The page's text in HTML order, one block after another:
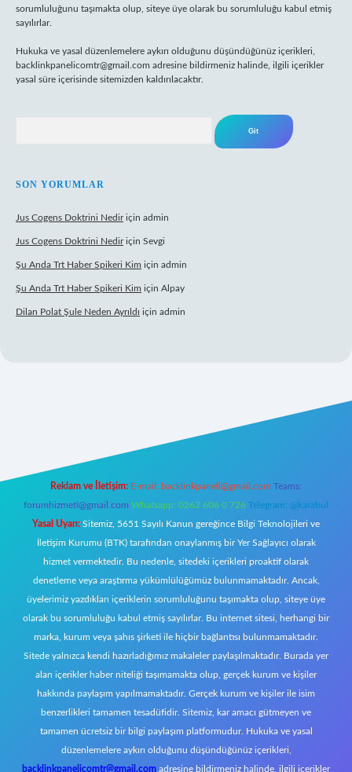
sorumluluğunu taşımakta olup, siteye üye olarak bu sorumluluğu kabul etmiş
sayılırlar.
Hukuka ve yasal düzenlemelere aykırı olduğunu düşündüğünüz içerikleri,
backlinkpanelicomtr@gmail.com adresine bildirmeniz halinde, ilgili içerikler
yasal süre içerisinde sitemizden kaldırılacaktır.
SON YORUMLAR
Jus Cogens Doktrini Nediriçin admin
Jus Cogens Doktrini Nediriçin Sevgi
Şu Anda Trt Haber Spikeri Kim için admin
Şu Anda Trt Haber Spikeri Kim için Alpay
Dilan Polat Şule Neden Ayrıldı için admin
Reklam ve İletişim: E-mail: backlinkpaneli@gmail.com Teams:
forumhizmeti@gmail.com Whatsapp: 0262 606 0 726 Telegram: @karabul
Yasal Uyarı: Sitemiz, 5651 Sayılı Kanun gereğince Bilgi Teknolojileri ve
İletişim Kurumu (BTK) tarafından onaylanmış bir Yer Sağlayıcı olarak
hizmet vermektedir. Bu nedenle, sitedeki içerikleri proaktif olarak
denetleme veya araştırma yükümlülüğümüz bulunmamaktadır. Ancak,
üyelerimiz yazdıkları içeriklerin sorumluluğunu taşımakta olup, siteye üye
olarak bu sorumluluğu kabul etmiş sayılırlar. Bu internet sitesi, herhangi bir
marka, kurum veya şahıs şirketi ile hiçbir bağlantısı bulunmamaktadır.
Sitede yalnızca kendi hazırladığımız makaleler paylaşılmaktadır. Burada yer
alan içerikler haber niteliği taşımamakta olup, gerçek kurum ve kişiler
hakkında paylaşım yapılmamaktadır. Gerçek kurum ve kişiler ile isim
benzerlikleri tamamen tesadüfidir. Sitemiz, kar amacı gütmeyen ve
tamamen ücretsiz bir bilgi paylaşım platformudur. Hukuka ve yasal
düzenlemelere aykırı olduğunu düşündüğünüz içerikleri,
backlinkpanelicomtr@gmail.com adresine bildirmeniz halinde, ilgili içerikler